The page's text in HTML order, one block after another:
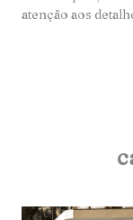
atenção aos